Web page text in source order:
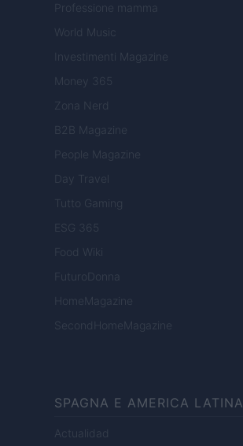
Professione mamma
World Music
Investimenti Magazine
Money 365
Zona Nerd
B2B Magazine
People Magazine
Day Travel
Tutto Gaming
ESG 365
Food Wiki
FuturoDonna
HomeMagazine
SecondHomeMagazine
SPAGNA E AMERICA LATINA
Actualidad